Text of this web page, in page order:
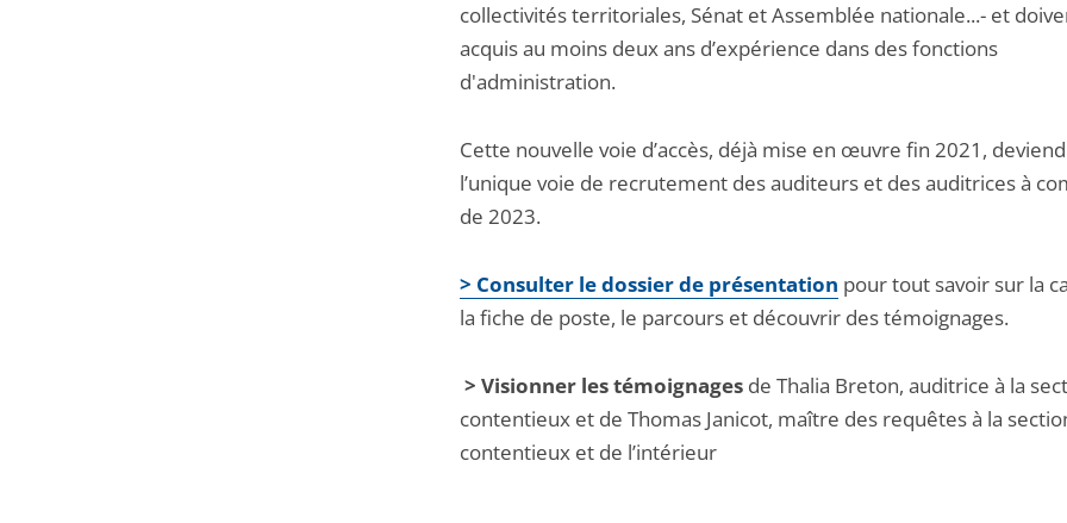
collectivités territoriales, Sénat et Assemblée nationale...- et
acquis au moins deux ans d’expérience dans des fonctions
d'administration.
Cette nouvelle voie d’accès, déjà mise en œuvre fin 2021,
l’unique voie de recrutement des auditeurs et des auditrices à
de 2023.
> Consulter le dossier de présentation pour tout savoir sur la
la fiche de poste, le parcours et découvrir des témoignages.
> Visionner les témoignages de Thalia Breton, auditrice à la
contentieux et de Thomas Janicot, maître des requêtes à la
contentieux et de l’intérieur